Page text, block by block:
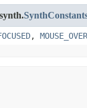
, MOUSE_OVER